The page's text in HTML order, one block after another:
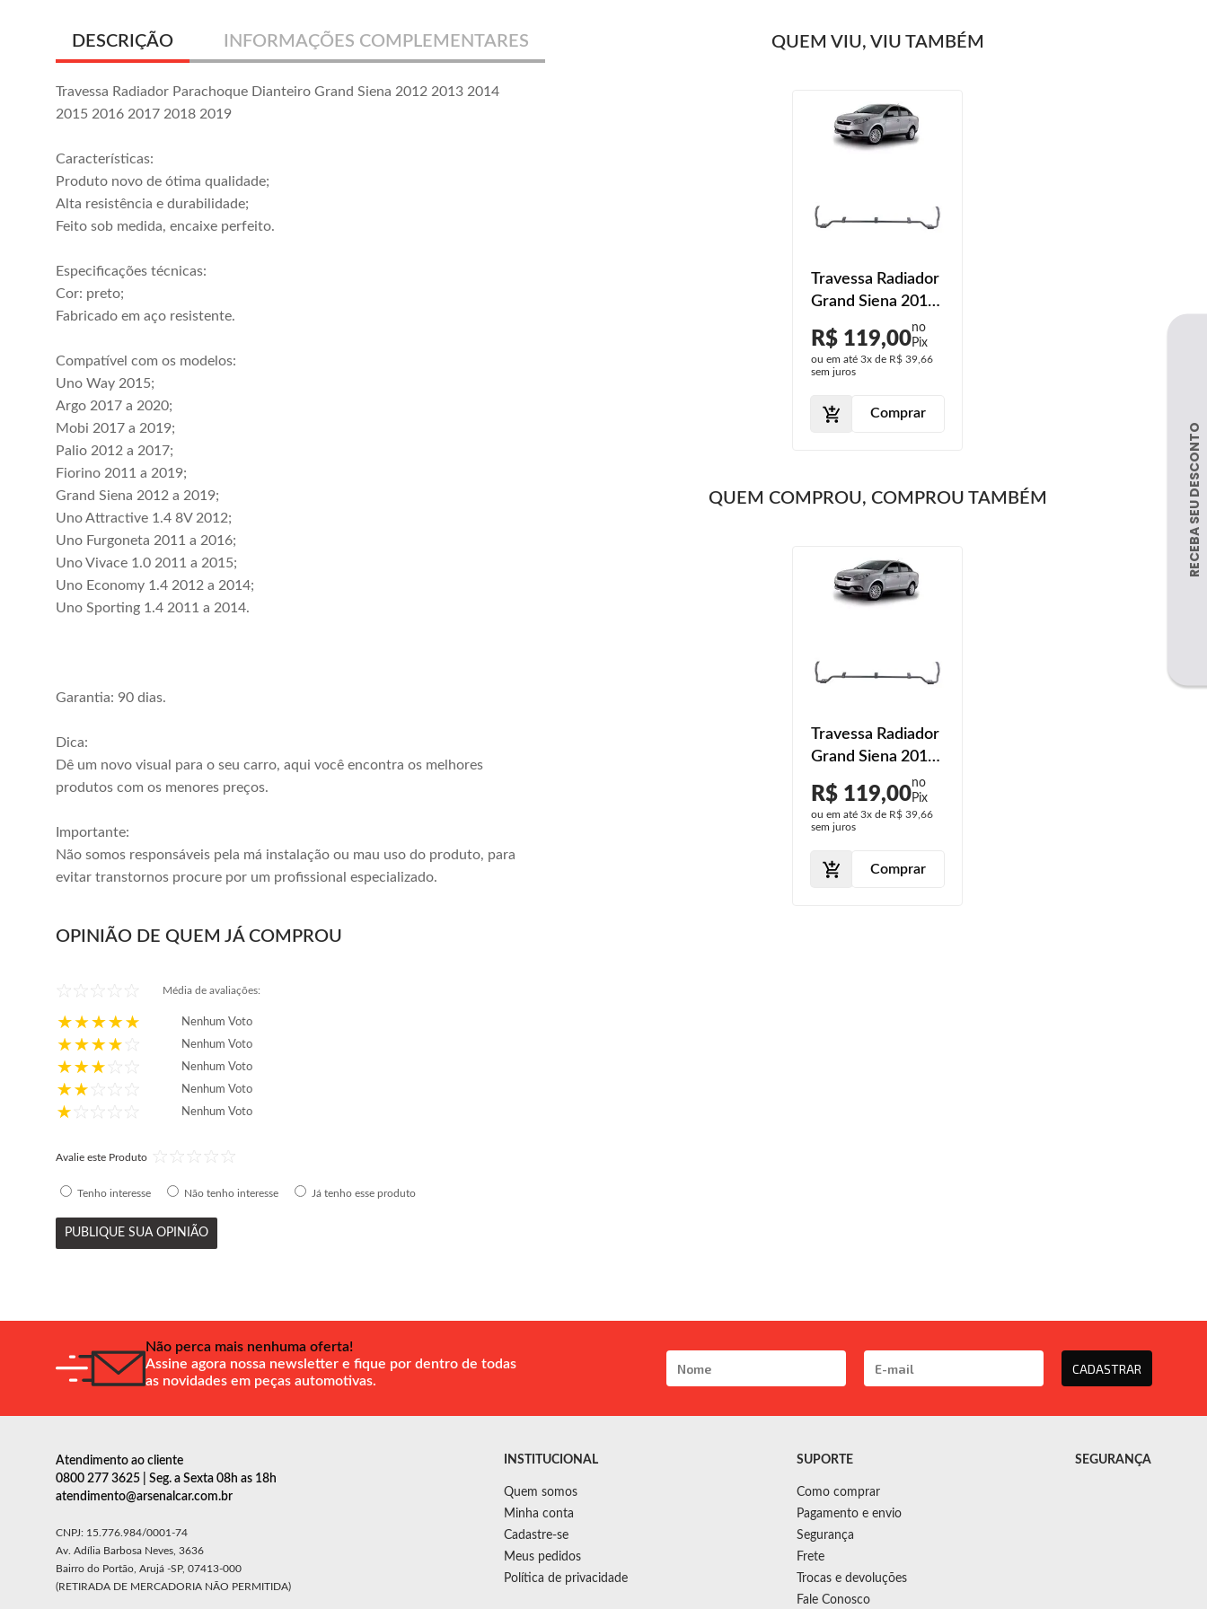
DESCRIÇÃO INFORMAÇÕES COMPLEMENTARES
Travessa Radiador Parachoque Dianteiro Grand Siena 2012 2013 2014
2015 2016 2017 2018 2019
Características:
Produto novo de ótima qualidade;
Alta resistência e durabilidade;
Feito sob medida, encaixe perfeito.
Especificações técnicas:
Cor: preto;
Fabricado em aço resistente.
Compatível com os modelos:
Uno Way 2015;
Argo 2017 a 2020;
Mobi 2017 a 2019;
Palio 2012 a 2017;
Fiorino 2011 a 2019;
Grand Siena 2012 a 2019;
Uno Attractive 1.4 8V 2012;
Uno Furgoneta 2011 a 2016;
Uno Vivace 1.0 2011 a 2015;
Uno Economy 1.4 2012 a 2014;
Uno Sporting 1.4 2011 a 2014.
Garantia: 90 dias.
Dica:
Dê um novo visual para o seu carro, aqui você encontra os melhores
produtos com os menores preços.
Importante:
Não somos responsáveis pela má instalação ou mau uso do produto, para
evitar transtornos procure por um profissional especializado.
OPINIÃO DE QUEM JÁ COMPROU
Média de avaliações:
Nenhum Voto
Nenhum Voto
Nenhum Voto
Nenhum Voto
Nenhum Voto
Avalie este Produto
Tenho interesse Não tenho interesse Já tenho esse produto
PUBLIQUE SUA OPINIÃO
QUEM VIU, VIU TAMBÉM
Travessa Radiador
Grand Siena 2015
2016 2017 2018
2019 Parachoque
Dianteiro
R$ 119,00
ou em até 3x de R$ 39,66
sem juros
Comprar
QUEM COMPROU, COMPROU TAMBÉM
Travessa Radiador
Grand Siena 2015
2016 2017 2018
2019 Parachoque
Dianteiro
R$ 119,00
ou em até 3x de R$ 39,66
sem juros
Comprar
Não perca mais nenhuma oferta!
Assine agora nossa newsletter e fique por dentro de todas
as novidades em peças automotivas.
CADASTRAR
Atendimento ao cliente
0800 277 3625 | Seg. a Sexta 08h as 18h
atendimento@arsenalcar.com.br
CNPJ: 15.776.984/0001-74
Av. Adília Barbosa Neves, 3636
Bairro do Portão, Arujá -SP, 07413-000
(RETIRADA DE MERCADORIA NÃO PERMITIDA)
INSTITUCIONAL
Quem somos
Minha conta
Cadastre-se
Meus pedidos
Política de privacidade
SUPORTE
Como comprar
Pagamento e envio
Segurança
Frete
Trocas e devoluções
Fale Conosco
SEGURANÇA